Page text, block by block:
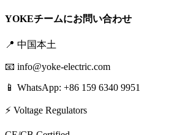
YOKEチームにお問い合わせ
📍 中国本土
📧 info@yoke-electric.com
📱 WhatsApp: +86 159 6340 9951
⚡ Voltage Regulators